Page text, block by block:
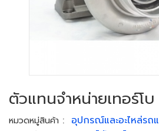
ตัวแทนจำหน่ายเทอร์โ
หมวดหมู่สินค้า : อุปกรณ์และอะไหล่รถ